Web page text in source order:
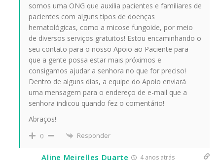
somos uma ONG que auxilia pacientes e familiares de
pacientes com alguns tipos de doenças
hematológicas, como a micose fungoide, por meio
de diversos serviços gratuitos! Estou encaminhando o
seu contato para o nosso Apoio ao Paciente para
que a gente possa estar mais próximos e
consigamos ajudar a senhora no que for preciso!
Dentro de alguns dias, a equipe do Apoio enviará
uma mensagem para o endereço de e-mail que a
senhora indicou quando fez o comentário!
Abraços!
0 Responder
Aline Meirelles Duarte 4 anos atrás